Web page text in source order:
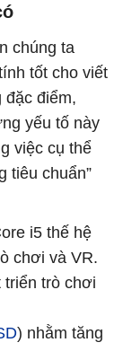
chúng ta
tốt cho viết
điểm,
yếu tố này
việc cụ thể
tiêu chuẩn”
i5 thế hệ
chơi và VR.
triển trò chơi
) nhằm tăng